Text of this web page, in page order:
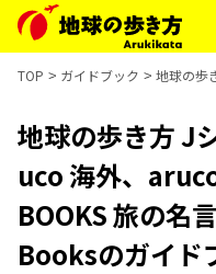
TOP ガイドブック 地球の歩
地球の歩き方 J
uco 海外、
BOOKS 旅の名
Booksのガイド